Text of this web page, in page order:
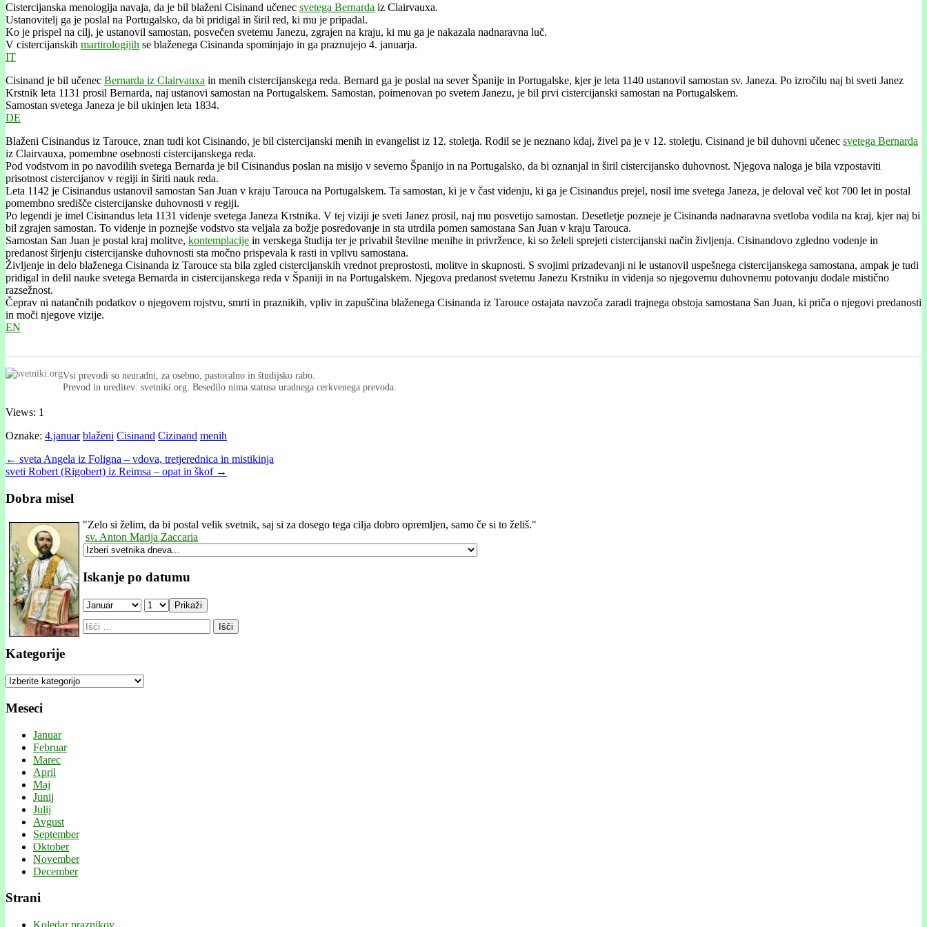
Cistercijanska menologija navaja, da je bil blaženi Cisinand učenec svetega Bernarda iz Clairvauxa.
Ustanovitelj ga je poslal na Portugalsko, da bi pridigal in širil red, ki mu je pripadal.
Ko je prispel na cilj, je ustanovil samostan, posvečen svetemu Janezu, zgrajen na kraju, ki mu ga je nakazala nadnaravna luč.
V cistercijanskih martirologijih se blaženega Cisinanda spominjajo in ga praznujejo 4. januarja.
IT
Cisinand je bil učenec Bernarda iz Clairvauxa in menih cistercijanskega reda. Bernard ga je poslal na sever Španije in Portugalske, kjer je leta 1140 ustanovil samostan sv. Janeza. Po izročilu naj bi sveti Janez
Krstnik leta 1131 prosil Bernarda, naj ustanovi samostan na Portugalskem. Samostan, poimenovan po svetem Janezu, je bil prvi cistercijanski samostan na Portugalskem.
Samostan svetega Janeza je bil ukinjen leta 1834.
DE
Blaženi Cisinandus iz Tarouce, znan tudi kot Cisinando, je bil cistercijanski menih in evangelist iz 12. stoletja. Rodil se je neznano kdaj, živel pa je v 12. stoletju. Cisinand je bil duhovni učenec svetega Bernarda
iz Clairvauxa, pomembne osebnosti cistercijanskega reda.
Pod vodstvom in po navodilih svetega Bernarda je bil Cisinandus poslan na misijo v severno Španijo in na Portugalsko, da bi oznanjal in širil cistercijansko duhovnost. Njegova naloga je bila vzpostaviti
prisotnost cistercijanov v regiji in širiti nauk reda.
Leta 1142 je Cisinandus ustanovil samostan San Juan v kraju Tarouca na Portugalskem. Ta samostan, ki je v čast videnju, ki ga je Cisinandus prejel, nosil ime svetega Janeza, je deloval več kot 700 let in postal
pomembno središče cistercijanske duhovnosti v regiji.
Po legendi je imel Cisinandus leta 1131 videnje svetega Janeza Krstnika. V tej viziji je sveti Janez prosil, naj mu posvetijo samostan. Desetletje pozneje je Cisinanda nadnaravna svetloba vodila na kraj, kjer naj bi
bil zgrajen samostan. To videnje in poznejše vodstvo sta veljala za božje posredovanje in sta utrdila pomen samostana San Juan v kraju Tarouca.
Samostan San Juan je postal kraj molitve, kontemplacije in verskega študija ter je privabil številne menihe in privržence, ki so želeli sprejeti cistercijanski način življenja. Cisinandovo zgledno vodenje in
predanost širjenju cistercijanske duhovnosti sta močno prispevala k rasti in vplivu samostana.
Življenje in delo blaženega Cisinanda iz Tarouce sta bila zgled cistercijanskih vrednot preprostosti, molitve in skupnosti. S svojimi prizadevanji ni le ustanovil uspešnega cistercijanskega samostana, ampak je tudi
pridigal in delil nauke svetega Bernarda in cistercijanskega reda v Španiji in na Portugalskem. Njegova predanost svetemu Janezu Krstniku in videnja so njegovemu duhovnemu potovanju dodale mistično
razsežnost.
Čeprav ni natančnih podatkov o njegovem rojstvu, smrti in praznikih, vpliv in zapuščina blaženega Cisinanda iz Tarouce ostajata navzoča zaradi trajnega obstoja samostana San Juan, ki priča o njegovi predanosti
in moči njegove vizije.
EN
Vsi prevodi so neuradni, za osebno, pastoralno in študijsko rabo.
Prevod in ureditev: svetniki.org. Besedilo nima statusa uradnega cerkvenega prevoda.
Views: 1
Oznake: 4.januar blaženi Cisinand Cizinand menih
Post
navigation
← sveta Angela iz Foligna – vdova, tretjerednica in mistikinja
sveti Robert (Rigobert) iz Reimsa – opat in škof →
Dobra misel
"Zelo si želim, da bi postal velik svetnik, saj si za dosego tega cilja dobro opremljen, samo če si to želiš."
sv. Anton Marija Zaccaria
Iskanje po datumu
Prikaži
Išči:
Kategorije
Kategorije
Meseci
Januar
Februar
Marec
April
Maj
Junij
Julij
Avgust
September
Oktober
November
December
Strani
Koledar praznikov